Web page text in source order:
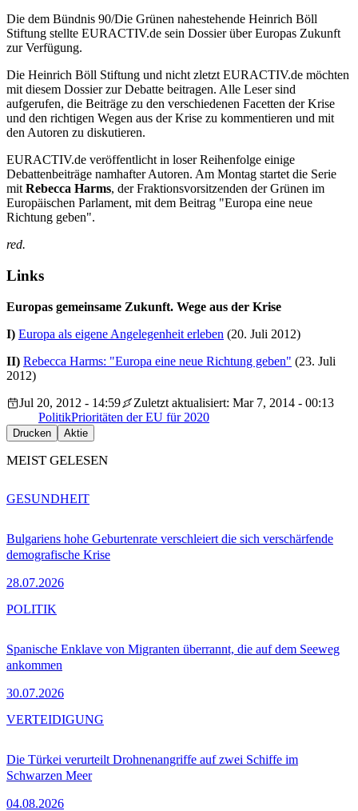
Die dem Bündnis 90/Die Grünen nahestehende Heinrich Böll
Stiftung stellte EURACTIV.de sein Dossier über Europas Zukunft
zur Verfügung.
Die Heinrich Böll Stiftung und nicht zletzt EURACTIV.de möchten
mit diesem Dossier zur Debatte beitragen. Alle Leser sind
aufgerufen, die Beiträge zu den verschiedenen Facetten der Krise
und den richtigen Wegen aus der Krise zu kommentieren und mit
den Autoren zu diskutieren.
EURACTIV.de veröffentlicht in loser Reihenfolge einige
Debattenbeiträge namhafter Autoren. Am Montag startet die Serie
mit Rebecca Harms, der Fraktionsvorsitzenden der Grünen im
Europäischen Parlament, mit dem Beitrag "Europa eine neue
Richtung geben".
red.
Links
Europas gemeinsame Zukunft. Wege aus der Krise
I) Europa als eigene Angelegenheit erleben (20. Juli 2012)
II) Rebecca Harms: "Europa eine neue Richtung geben" (23. Juli
2012)
Jul 20, 2012 - 14:59
Zuletzt aktualisiert: Mar 7, 2014 - 00:13
PolitikPrioritäten der EU für 2020
Drucken Aktie
MEIST GELESEN
Bulgariens hohe Geburtenrate verschleiert die sich verschärfende
demografische Krise
28.07.2026
GESUNDHEIT
Spanische Enklave von Migranten überrannt, die auf dem Seeweg
ankommen
30.07.2026
POLITIK
Die Türkei verurteilt Drohnenangriffe auf zwei Schiffe im
Schwarzen Meer
04.08.2026
VERTEIDIGUNG